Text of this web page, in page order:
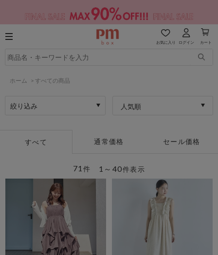
お気に入り ログイン カート
ホーム > すべての商品
絞り込み 人気順
すべて 通常価格 セール価格
1～40件表示
71件